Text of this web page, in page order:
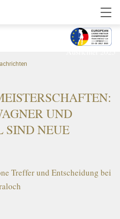
UND
SIND NEUE
Treffer und Entscheidung bei